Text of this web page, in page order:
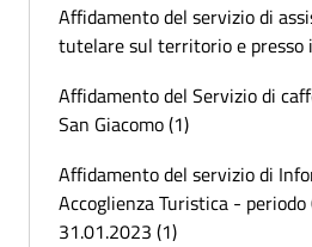
Affidamento del servizio di
tutelare sul territorio e presso
Affidamento del Servizio di
San Giacomo (1)
Affidamento del servizio di
Accoglienza Turistica -
31.01.2023 (1)